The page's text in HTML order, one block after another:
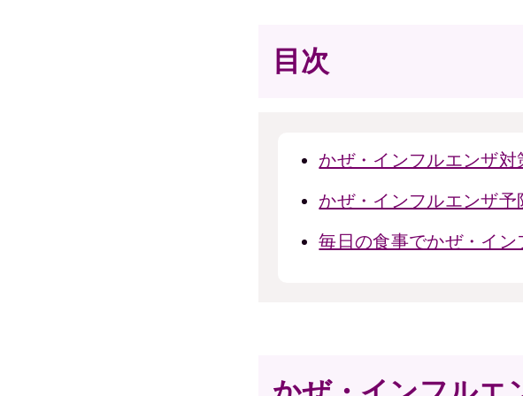
目次
かぜ・インフルエンザ
かぜ・インフルエンザ
毎日の食事でかぜ・イン